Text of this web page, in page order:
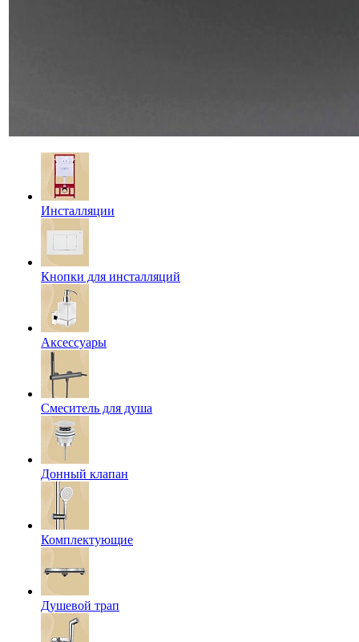
Инсталляции
Кнопки для инсталляций
Аксессуары
Смеситель для душа
Донный клапан
Комплектующие
Душевой трап